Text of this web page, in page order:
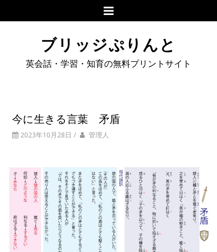
ブリッジぷりんと
英会話・学習・知育の無料プリントサイト
今に生きる言葉 矛盾
2023年10月28日 / 管理人